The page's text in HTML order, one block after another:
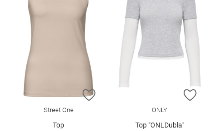
ZUR WUNSCHLISTE HINZUFÜGEN
Street One
Top
ZUR
ONLY
Top "ONLDubla"